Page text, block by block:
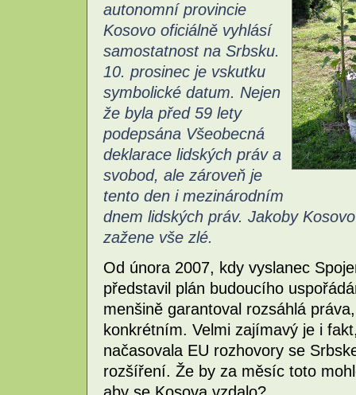
autonomní provincie
Kosovo oficiálně vyhlásí
samostatnost na Srbsku.
10. prosinec je vskutku
symbolické datum. Nejen
že byla před 59 lety
podepsána Všeobecná
deklarace lidských práv a
svobod, ale zároveň je
tento den i mezinárodním
dnem lidských práv. Jakoby
zažene vše zlé.
Od února 2007, kdy vyslanec
představil plán budoucího
menšině garantoval rozsáhlá
konkrétním. Velmi zajímavý je i
načasovala EU rozhovory se
rozšíření. Že by za měsíc toto